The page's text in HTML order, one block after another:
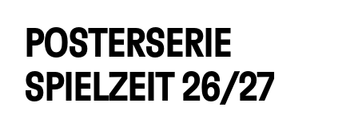
POSTERSERIE
SPIELZEIT 26/27